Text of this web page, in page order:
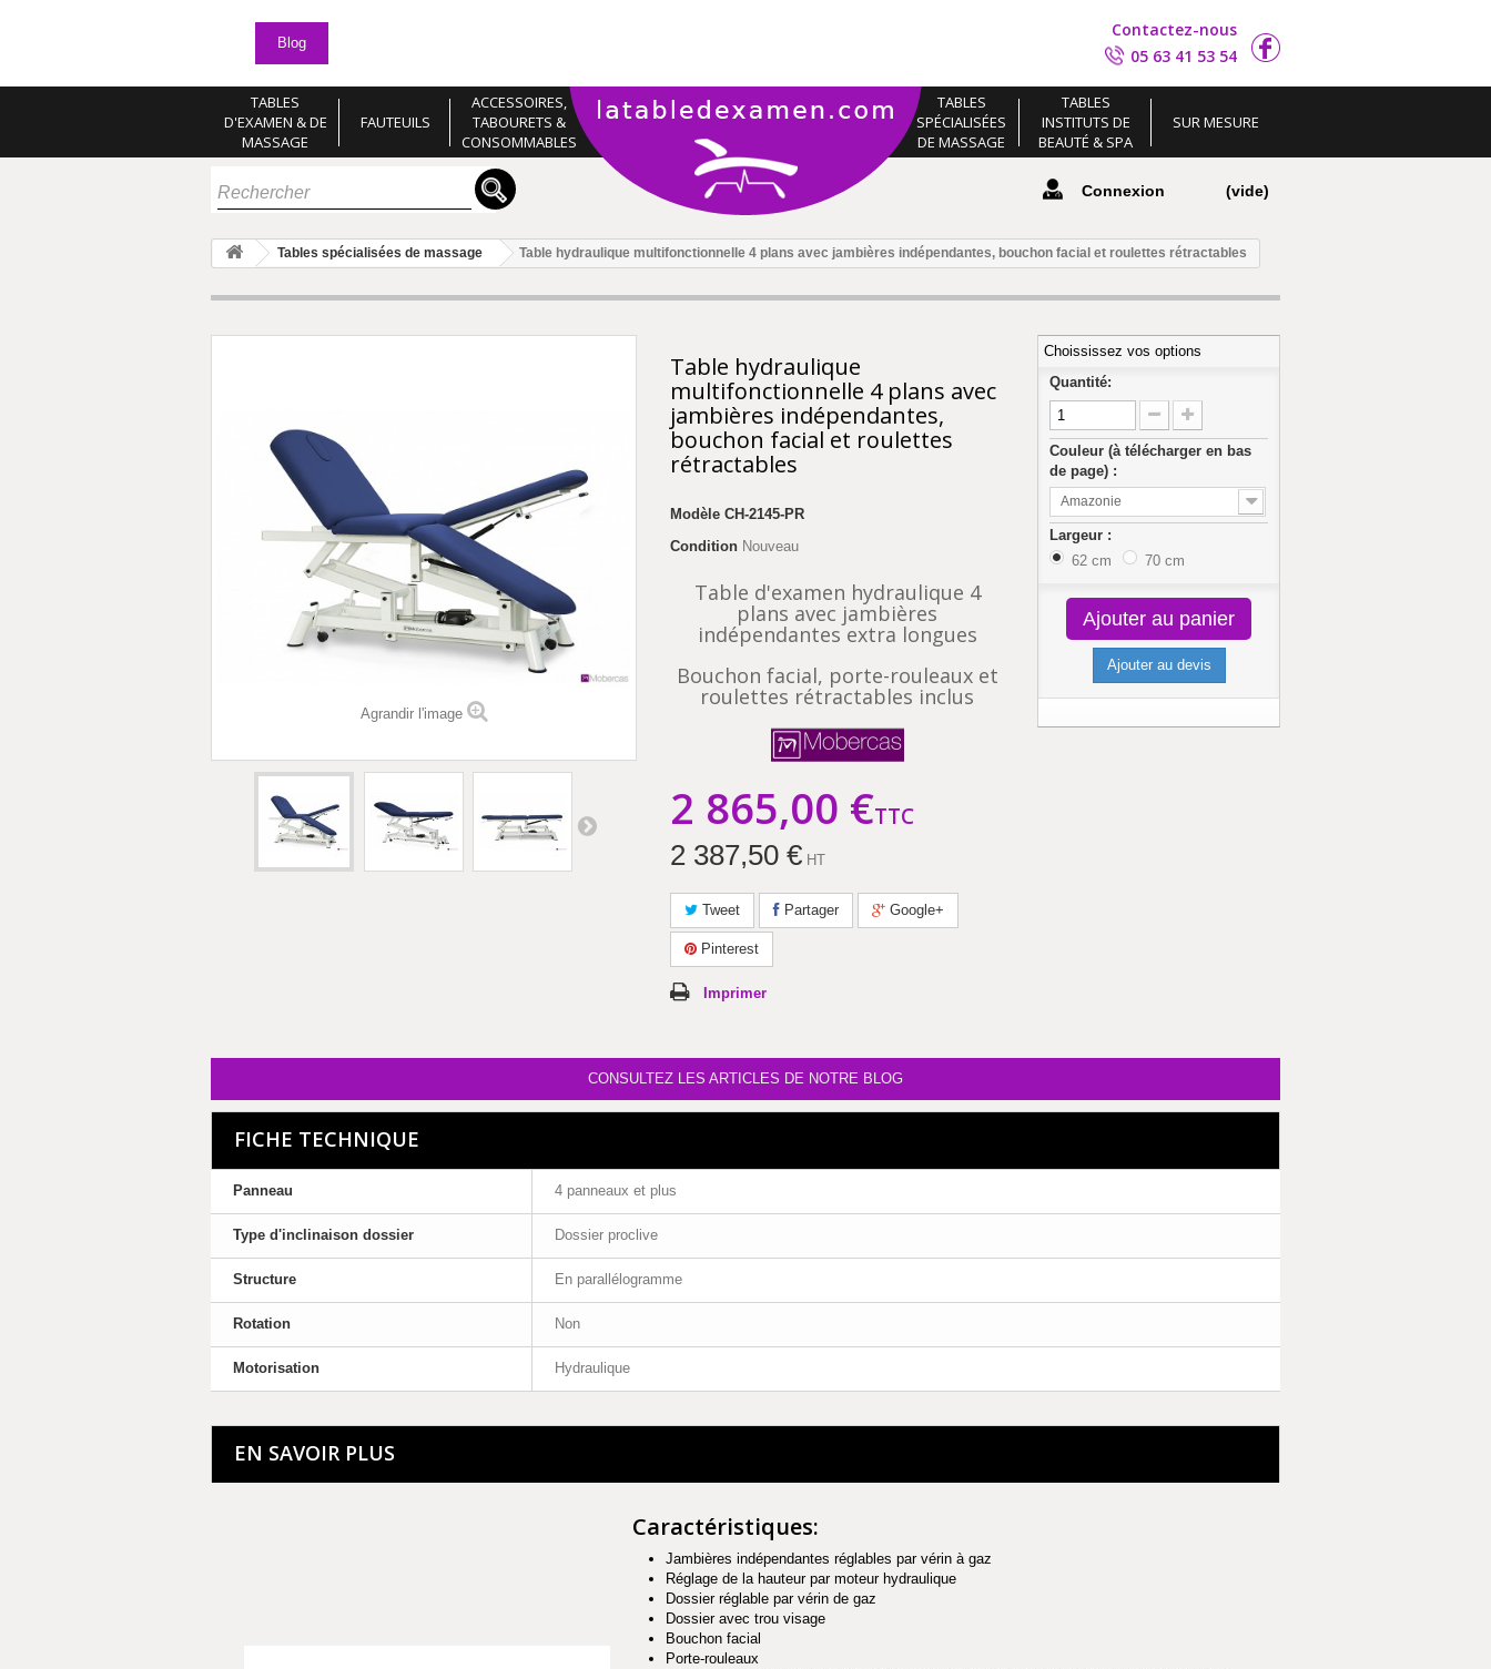
Blog
Contactez-nous
05 63 41 53 54
TABLES
D'EXAMEN & DE
MASSAGE
FAUTEUILS
ACCESSOIRES,
TABOURETS &
CONSOMMABLES
TABLES
SPÉCIALISÉES
DE MASSAGE
TABLES
INSTITUTS DE
BEAUTÉ & SPA
SUR MESURE
Connexion (vide)
Tables spécialisées de massage Table hydraulique multifonctionnelle 4 plans avec jambières indépendantes, bouchon facial et roulettes rétractables
Agrandir l'image
Table hydraulique
multifonctionnelle 4 plans avec
jambières indépendantes,
bouchon facial et roulettes
rétractables
Modèle CH-2145-PR
Condition Nouveau
Table d'examen hydraulique 4
plans avec jambières
indépendantes extra longues
Bouchon facial, porte-rouleaux et
roulettes rétractables inclus
2 865,00 €TTC
2 387,50 € HT
Tweet Partager Google+
Pinterest
Imprimer
Choississez vos options
Quantité:
Couleur (à télécharger en bas
de page) :
Amazonie
Largeur :
62 cm
70 cm
Ajouter au panier
Ajouter au devis
CONSULTEZ LES ARTICLES DE NOTRE BLOG
FICHE TECHNIQUE
Panneau 4 panneaux et plus
Type d'inclinaison dossier Dossier proclive
Structure En parallélogramme
Rotation Non
Motorisation Hydraulique
EN SAVOIR PLUS
Caractéristiques:
Jambières indépendantes réglables par vérin à gaz
Réglage de la hauteur par moteur hydraulique
Dossier réglable par vérin de gaz
Dossier avec trou visage
Bouchon facial
Porte-rouleaux